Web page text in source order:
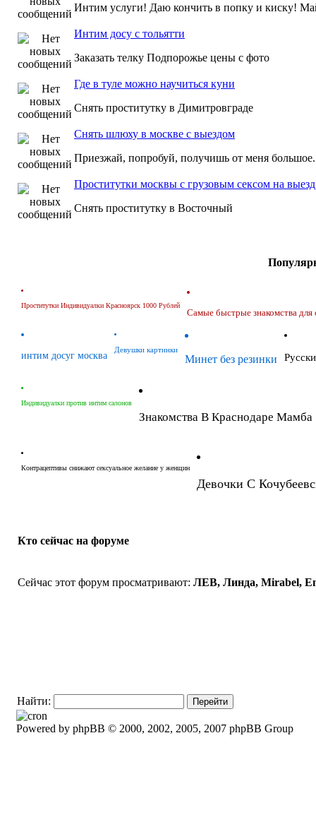
Интим услуги! Даю кончить в попку и киску!
Интим досу с тольятти
Заказать телку Подпорожье цены с фото
Где в туле можно научиться куни
Снять проститутку в Димитровграде
Снять шлюху в москве с выездом
Приезжай, попробуй, получишь от меня большое.
Проститутки москвы с грузовым сексом на выезд
Снять проститутку в Восточный
Проститутки Индивидуалки Красноярск 1000 Рублей
Самые быстрые знакомства для
интим досуг москва
Девушки картинки
Минет без резинки
Индивидуалки против интим салонов
Знакомства В Краснодаре Мамба
Контрацептивы снижают сексуальное желание у женщин
Девочки С
Кто сейчас на форуме
Сейчас этот форум просматривают: ЛЕВ, Линда, Mirabel,
Найти:
Powered by phpBB © 2000, 2002, 2005, 2007 phpBB Group